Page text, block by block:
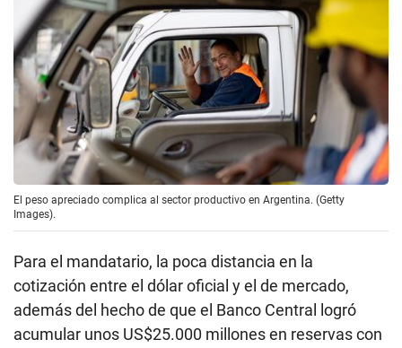
El peso apreciado complica al sector productivo en Argentina. (Getty
Images).
Para el mandatario, la poca distancia en la
cotización entre el dólar oficial y el de mercado,
además del hecho de que el Banco Central logró
acumular unos US$25.000 millones en reservas con